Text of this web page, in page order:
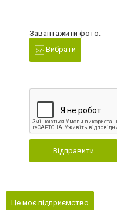
Завантажити фото:
Вибрати
Відправити
Це моє підприємство